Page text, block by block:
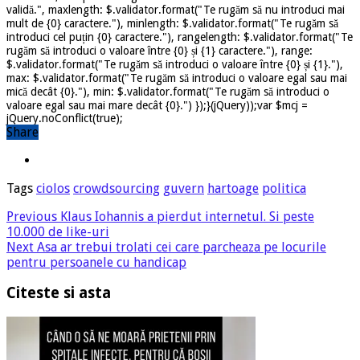
validă.", maxlength: $.validator.format("Te rugăm să nu introduci mai
mult de {0} caractere."), minlength: $.validator.format("Te rugăm să
introduci cel puțin {0} caractere."), rangelength: $.validator.format("Te
rugăm să introduci o valoare între {0} și {1} caractere."), range:
$.validator.format("Te rugăm să introduci o valoare între {0} și {1}."),
max: $.validator.format("Te rugăm să introduci o valoare egal sau mai
mică decât {0}."), min: $.validator.format("Te rugăm să introduci o
valoare egal sau mai mare decât {0}.") });}(jQuery));var $mcj =
jQuery.noConflict(true);
Share
Tags ciolos crowdsourcing guvern hartoage politica
Previous Klaus Iohannis a pierdut internetul. Si peste
10.000 de like-uri
Next Asa ar trebui trolati cei care parcheaza pe locurile
pentru persoanele cu handicap
Citeste si asta